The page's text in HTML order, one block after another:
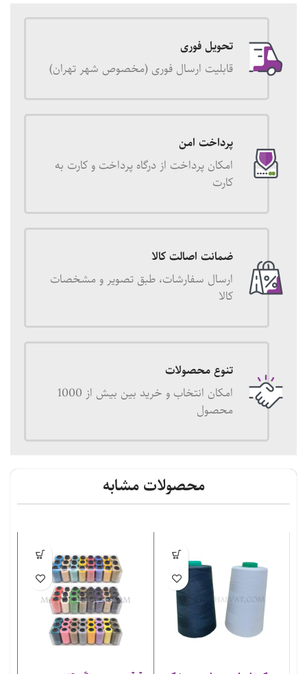
تحویل فوری
قابلیت ارسال فوری (مخصوص شهر تهران)
پرداخت امن
امکان پرداخت از درگاه پرداخت و کارت به
کارت
ضمانت اصالت کالا
ارسال سفارشات، طبق تصویر و مشخصات
کالا
تنوع محصولات
امکان انتخاب و خرید بین بیش از 1000
محصول
محصولات مشابه